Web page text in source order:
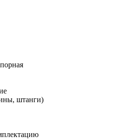
штанги)